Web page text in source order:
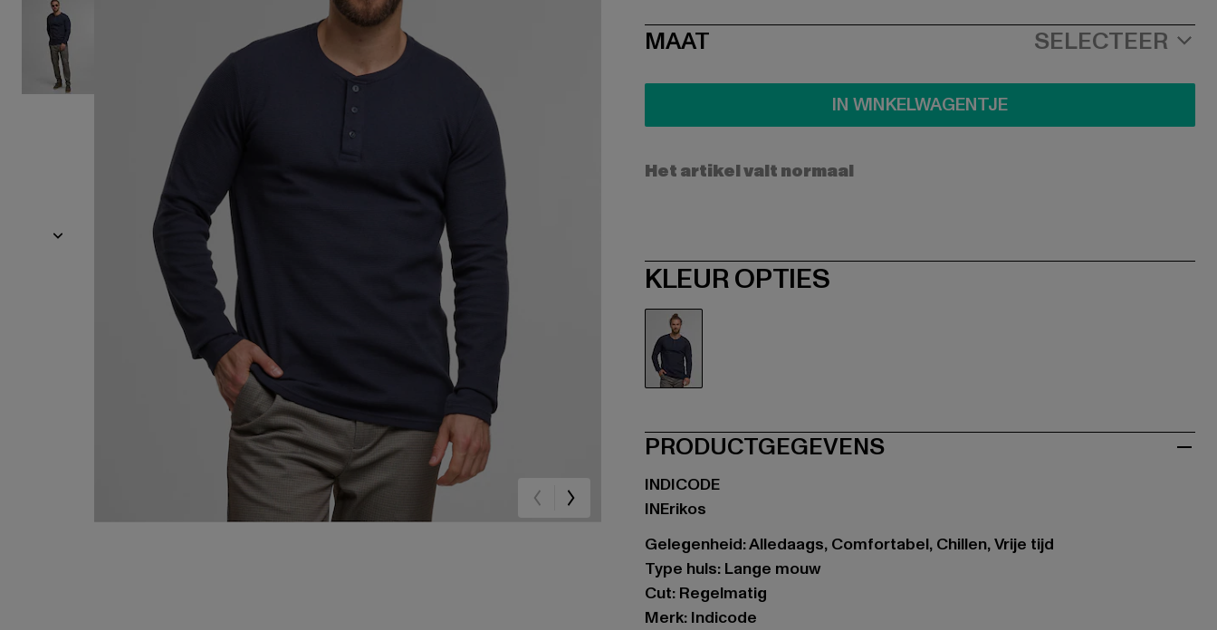
SIZE
MAAT SELECTEER
IN WINKELWAGENTJE
Het artikel valt normaal
KLEUR OPTIES
PRODUCTGEGEVENS
INDICODE
INErikos
Gelegenheid: Alledaags, Comfortabel, Chillen, Vrije tijd
Type huls: Lange mouw
Cut: Regelmatig
Merk: Indicode